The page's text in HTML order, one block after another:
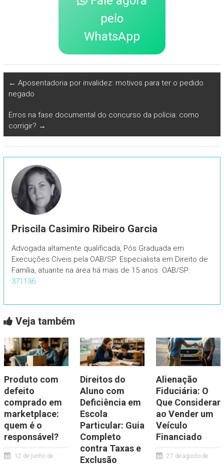
pelo
WhatsApp
← Aposentadoria por invalidez: motivos para ter o pedido
negado
Erros na fase documental do concurso da polícia: como
corrigir? →
Priscila Casimiro Ribeiro Garcia
Advogada altamente qualificada, Pós Graduada em
Execuções Cíveis pela OAB/SP. Especialista em Direito de
Família, atuante na área há mais de 15 anos. OAB/SP:
371136
Veja também
Produto com
defeito
comprado em
marketplace:
quem é o
responsável?
12 de junho de
Direitos do
Aluno com
Deficiência em
Escola
Particular: Guia
Completo
contra Taxas e
Exclusão
Alienação
Fiduciária: O
Que Considerar
ao Vender um
Veículo
Financiado
27 de agosto de